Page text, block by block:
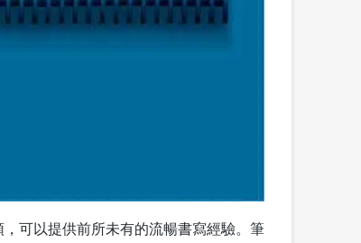
可以提供前所未有的流暢書寫經驗。筆